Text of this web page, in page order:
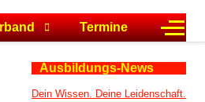
Termine Off-
Ausbildungs-News
Dein Wissen. Deine Leidenschaft.